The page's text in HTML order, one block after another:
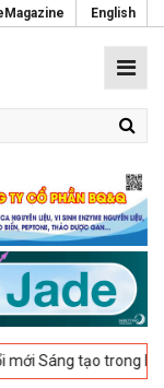
English
tạo trong Ngành